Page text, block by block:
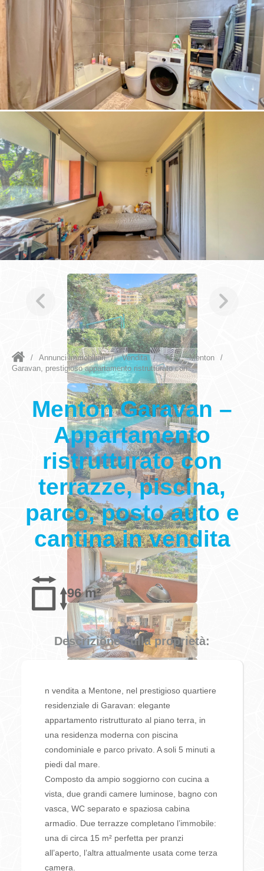
/ Annunci immobiliari / Vendita / T4 / Menton
/
Garavan, prestigioso appartamento ristrutturato con...
Menton Garavan –
Appartamento
ristrutturato con
terrazze, piscina,
parco, posto auto e
cantina in vendita
96 m²
Descrizione sulla proprietà:
n vendita a Mentone, nel prestigioso quartiere
residenziale di Garavan: elegante
appartamento ristrutturato al piano terra, in
una residenza moderna con piscina
condominiale e parco privato. A soli 5 minuti a
piedi dal mare.
Composto da ampio soggiorno con cucina a
vista, due grandi camere luminose, bagno con
vasca, WC separato e spaziosa cabina
armadio. Due terrazze completano l’immobile:
una di circa 15 m² perfetta per pranzi
all’aperto, l’altra attualmente usata come terza
camera.